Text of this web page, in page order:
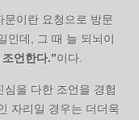
문이란 요청으로 방문
인데, 그 때 늘 되뇌이
언한다.”이다.
을 다한 조언을 경험
자리일 경우는 더더욱